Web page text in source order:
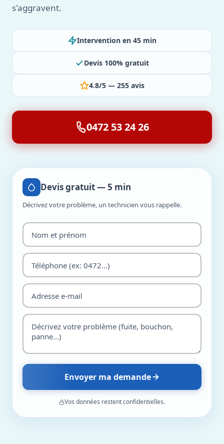
s'aggravent.
Intervention en 45 min
Devis 100% gratuit
4.8/5 — 255 avis
0472 53 24 26
Devis gratuit — 5 min
Décrivez votre problème, un technicien vous rappelle.
Envoyer ma demande
Vos données restent confidentielles.